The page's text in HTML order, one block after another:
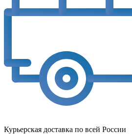
Курьерская доставка по всей России